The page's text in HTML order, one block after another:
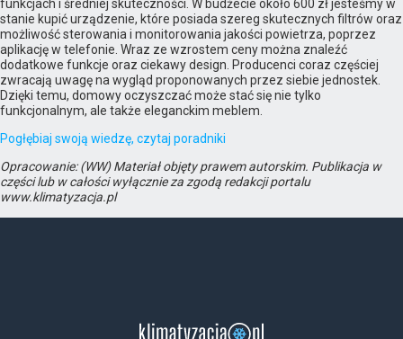
funkcjach i średniej skuteczności. W budżecie około 600 zł jesteśmy w
stanie kupić urządzenie, które posiada szereg skutecznych filtrów oraz
możliwość sterowania i monitorowania jakości powietrza, poprzez
aplikację w telefonie. Wraz ze wzrostem ceny można znaleźć
dodatkowe funkcje oraz ciekawy design. Producenci coraz częściej
zwracają uwagę na wygląd proponowanych przez siebie jednostek.
Dzięki temu, domowy oczyszczać może stać się nie tylko
funkcjonalnym, ale także eleganckim meblem.
Pogłębiaj swoją wiedzę, czytaj poradniki
Opracowanie: (WW) Materiał objęty prawem autorskim. Publikacja w
części lub w całości wyłącznie za zgodą redakcji portalu
www.klimatyzacja.pl